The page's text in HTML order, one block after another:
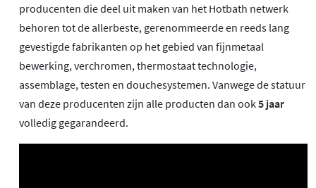
producenten die deel uit maken van het Hotbath netwerk
behoren tot de allerbeste, gerenommeerde en reeds lang
gevestigde fabrikanten op het gebied van fijnmetaal
bewerking, verchromen, thermostaat technologie,
assemblage, testen en douchesystemen. Vanwege de statuur
van deze producenten zijn alle producten dan ook5 jaar
volledig gegarandeerd.